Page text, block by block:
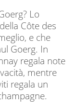
Lo
Côte des
e che
Goerg. In
regala note
mentre
regala un